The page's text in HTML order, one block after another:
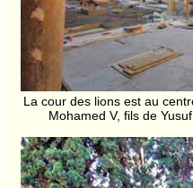
La cour des lions est au
Mohamed V, fils de